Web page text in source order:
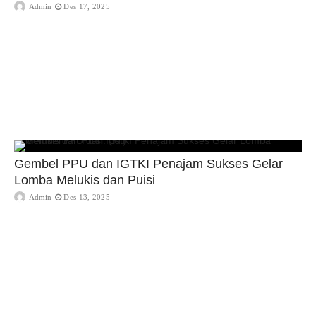
Admin Des 17, 2025
Gembel PPU dan IGTKI Penajam Sukses Gelar
Lomba Melukis dan Puisi
Admin Des 13, 2025